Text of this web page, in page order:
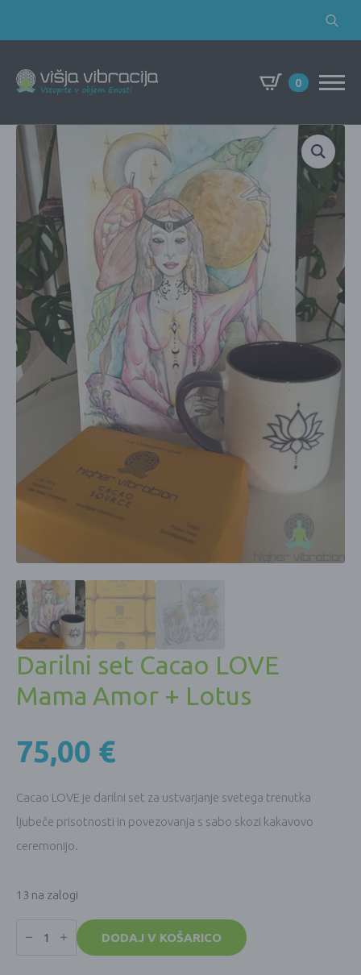
Search
0
Darilni set Cacao LOVE
Mama Amor + Lotus
75,00 €
Cacao LOVE je darilni set za ustvarjanje svetega trenutka
ljubeče prisotnosti in povezovanja s sabo skozi kakavovo
ceremonijo.
13 na zalogi
set
DODAJ V KOŠARICO